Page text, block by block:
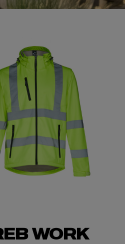
WORK